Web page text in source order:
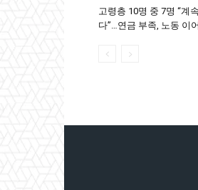
고령층 10명 중 7명 “계
다”…연금 부족, 노동 이